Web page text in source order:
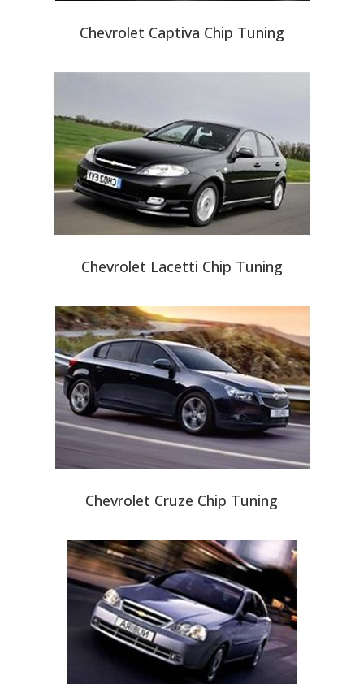
Chevrolet Captiva Chip Tuning
Chevrolet Lacetti Chip Tuning
Chevrolet Cruze Chip Tuning